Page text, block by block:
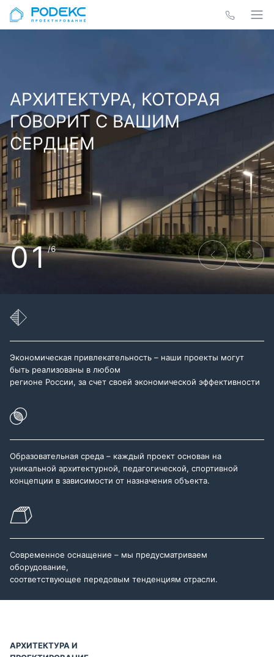
АРХИТЕКТУРА, КОТОРАЯ
ГОВОРИТ С ВАШИМ
СЕРДЦЕМ
01/6
Экономическая привлекательность – наши проекты могут
быть реализованы в любом
регионе России, за счет своей экономической эффективности
Образовательная среда – каждый проект основан на
уникальной архитектурной, педагогической, спортивной
концепции в зависимости от назначения объекта.
Современное оснащение – мы предусматриваем
оборудование,
соответствующее передовым тенденциям отрасли.
АРХИТЕКТУРА И